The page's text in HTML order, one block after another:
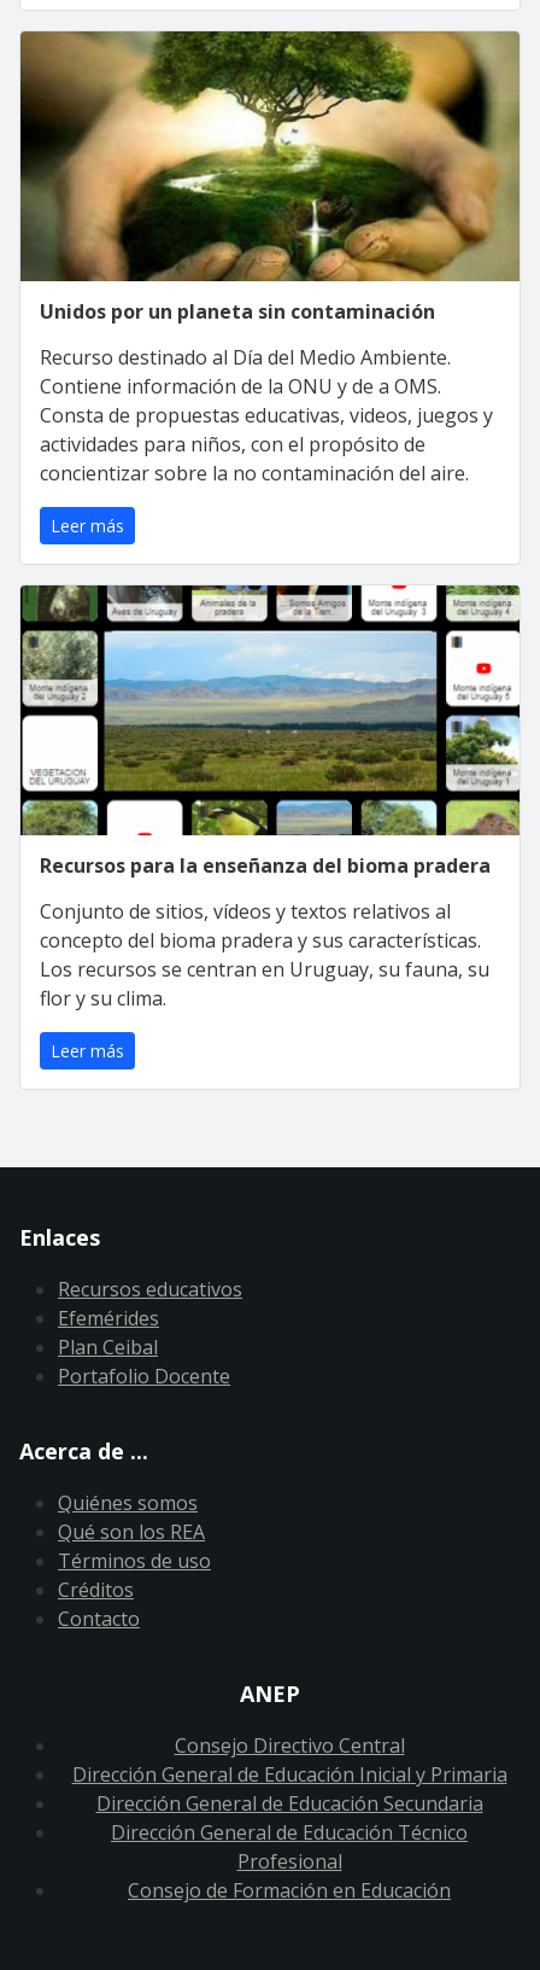
Unidos por un planeta sin contaminación
Recurso destinado al Día del Medio Ambiente.
Contiene información de la ONU y de a OMS.
Consta de propuestas educativas, videos, juegos y
actividades para niños, con el propósito de
concientizar sobre la no contaminación del aire.
Leer más
Recursos para la enseñanza del bioma pradera
Conjunto de sitios, vídeos y textos relativos al
concepto del bioma pradera y sus características.
Los recursos se centran en Uruguay, su fauna, su
flor y su clima.
Leer más
Enlaces
Recursos educativos
Efemérides
Plan Ceibal
Portafolio Docente
Acerca de ...
Quiénes somos
Qué son los REA
Términos de uso
Créditos
Contacto
ANEP
Consejo Directivo Central
Dirección General de Educación Inicial y Primaria
Dirección General de Educación Secundaria
Dirección General de Educación Técnico
Profesional
Consejo de Formación en Educación